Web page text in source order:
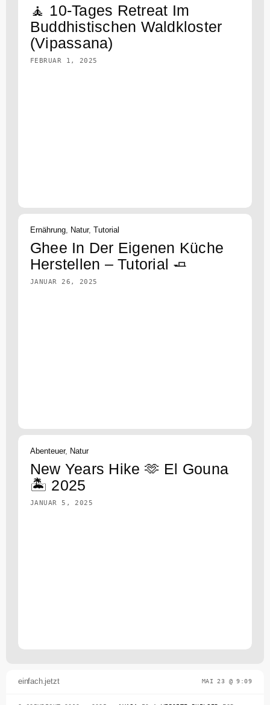
🧘 10-Tages Retreat Im
Buddhistischen Waldkloster
(Vipassana)
FEBRUAR 1, 2025
Ernährung, Natur, Tutorial
Ghee In Der Eigenen Küche
Herstellen – Tutorial 🧈
JANUAR 26, 2025
Abenteuer, Natur
New Years Hike 🫶 El Gouna
🏝️ 2025
JANUAR 5, 2025
einfach.jetzt MAI 23 @ 9:09